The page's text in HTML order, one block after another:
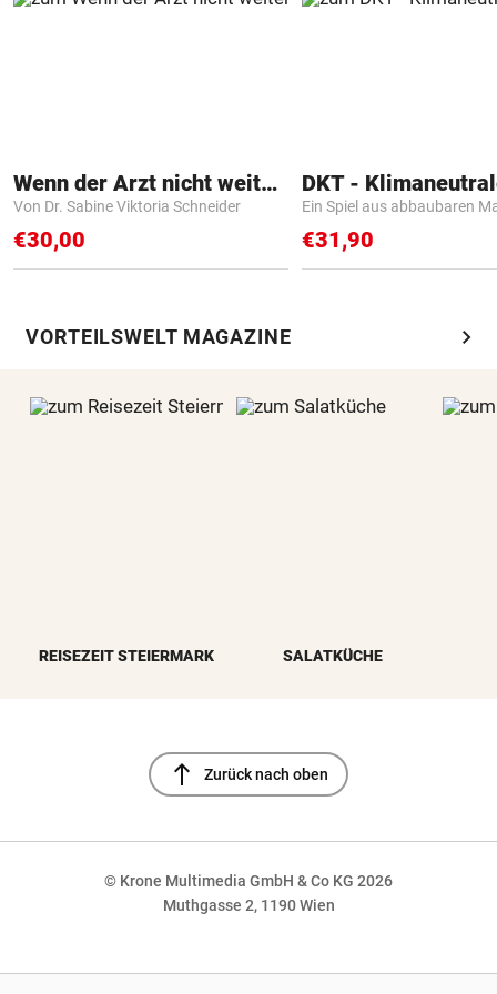
Wenn der Arzt nicht weiter weiß
Von Dr. Sabine Viktoria Schneider
€30,00
Ein Spiel aus abbaubaren
€31,90
VORTEILSWELT MAGAZINE chevron_right
REISEZEIT STEIERMARK SALATKÜCHE
north Zurück nach oben
© Krone Multimedia GmbH & Co KG 2026
Muthgasse 2, 1190 Wien
NaN%